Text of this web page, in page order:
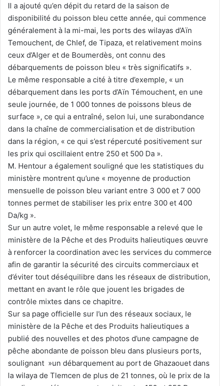
Il a ajouté qu’en dépit du retard de la saison de
disponibilité du poisson bleu cette année, qui commence
généralement à la mi-mai, les ports des wilayas d’Aïn
Temouchent, de Chlef, de Tipaza, et relativement moins
ceux d’Alger et de Boumerdès, ont connu des
débarquements de poisson bleu « très significatifs ».
Le même responsable a cité à titre d’exemple, « un
débarquement dans les ports d’Aïn Témouchent, en une
seule journée, de 1 000 tonnes de poissons bleus de
surface », ce qui a entraîné, selon lui, une surabondance
dans la chaîne de commercialisation et de distribution
dans la région, « ce qui s’est répercuté positivement sur
les prix qui oscillaient entre 250 et 500 Da ».
M. Hentour a également souligné que les statistiques du
ministère montrent qu’une « moyenne de production
mensuelle de poisson bleu variant entre 3 000 et 7 000
tonnes permet de stabiliser les prix entre 300 et 400
Da/kg ».
Sur un autre volet, le même responsable a relevé que le
ministère de la Pêche et des Produits halieutiques œuvre
à renforcer la coordination avec les services du commerce
afin de garantir la sécurité des circuits commerciaux et
d’éviter tout déséquilibre dans les réseaux de distribution,
mettant en avant le rôle que jouent les brigades de
contrôle mixtes dans ce chapitre.
Sur sa page officielle sur l’un des réseaux sociaux, le
ministère de la Pêche et des Produits halieutiques a
publié des nouvelles et des photos d’une campagne de
pêche abondante de poisson bleu dans plusieurs ports,
soulignant »un débarquement au port de Ghazaouet dans
la wilaya de Tlemcen de plus de 21 tonnes, où le prix de la